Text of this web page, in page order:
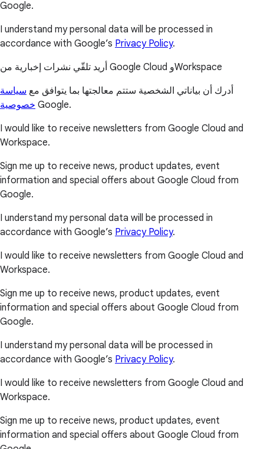
Google.
I understand my personal data will be processed in
accordance with Google’s Privacy Policy.
أريد تلقّي نشرات إخبارية من Google Cloud وWorkspace
أدرك أن بياناتي الشخصية ستتم معالجتها بما يتوافق مع سياسة
خصوصية Google.
I would like to receive newsletters from Google Cloud and
Workspace.
Sign me up to receive news, product updates, event
information and special offers about Google Cloud from
Google.
I understand my personal data will be processed in
accordance with Google’s Privacy Policy.
I would like to receive newsletters from Google Cloud and
Workspace.
Sign me up to receive news, product updates, event
information and special offers about Google Cloud from
Google.
I understand my personal data will be processed in
accordance with Google’s Privacy Policy.
I would like to receive newsletters from Google Cloud and
Workspace.
Sign me up to receive news, product updates, event
information and special offers about Google Cloud from